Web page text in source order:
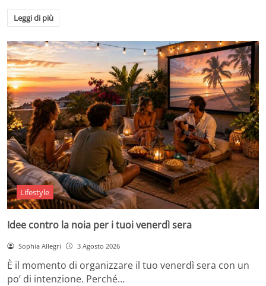
Leggi di più
Lifestyle
Idee contro la noia per i tuoi venerdì sera
Sophia Allegri 3 Agosto 2026
È il momento di organizzare il tuo venerdì sera con un
po’ di intenzione. Perché…